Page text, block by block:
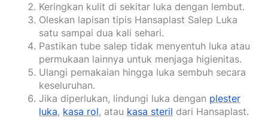
Keringkan kulit di sekitar luka dengan lembut.
Oleskan lapisan tipis Hansaplast Salep Luka
satu sampai dua kali sehari.
Pastikan tube salep tidak menyentuh luka atau
permukaan lainnya untuk menjaga higienitas.
Ulangi pemakaian hingga luka sembuh secara
keseluruhan.
Jika diperlukan, lindungi luka dengan plester
luka, kasa rol, atau kasa steril dari Hansaplast.